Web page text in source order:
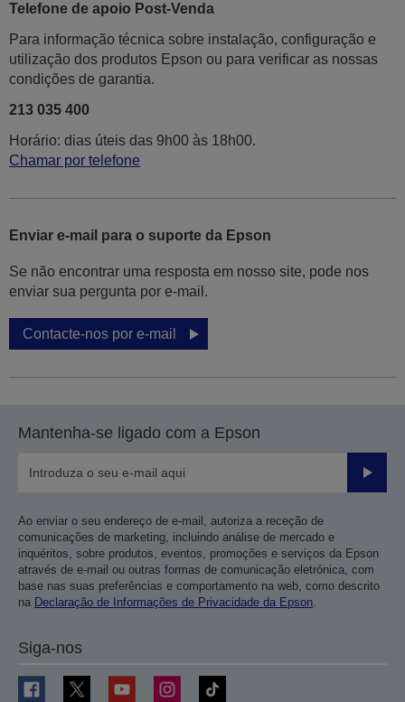
Telefone de apoio Post-Venda
Para informação técnica sobre instalação, configuração e
utilização dos produtos Epson ou para verificar as nossas
condições de garantia.
213 035 400
Horário: dias úteis das 9h00 às 18h00.
Chamar por telefone
Enviar e-mail para o suporte da Epson
Se não encontrar uma resposta em nosso site, pode nos
enviar sua pergunta por e-mail.
Contacte-nos por e-mail
Mantenha-se ligado com a Epson
Enviar
Ao enviar o seu endereço de e-mail, autoriza a receção de
comunicações de marketing, incluindo análise de mercado e
inquéritos, sobre produtos, eventos, promoções e serviços da Epson
através de e-mail ou outras formas de comunicação eletrónica, com
base nas suas preferências e comportamento na web, como descrito
na Declaração de Informações de Privacidade da Epson.
Siga-nos